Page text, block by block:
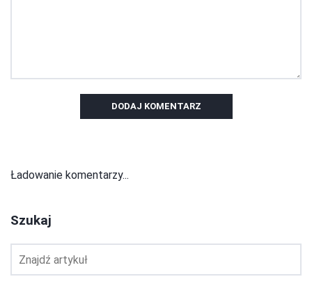
DODAJ KOMENTARZ
Ładowanie komentarzy...
Szukaj